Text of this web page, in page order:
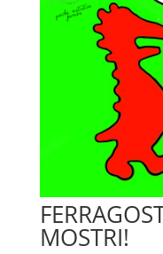
MOSTRI!